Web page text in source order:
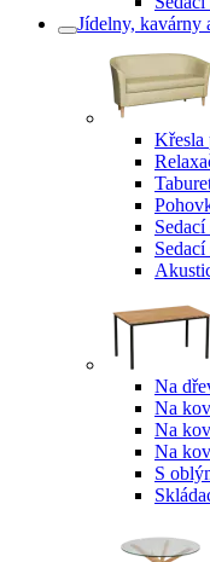
Jídelny, kavárny
Křesla
Na
Na
Na
Na
S